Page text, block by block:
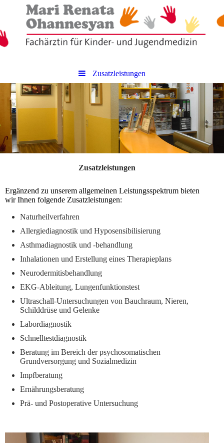
Zusatzleistungen
Zusatzleistungen
Ergänzend zu unserem allgemeinen Leistungsspektrum bieten
wir Ihnen folgende Zusatzleistungen:
Naturheilverfahren
Allergiediagnostik und Hyposensibilisierung
Asthmadiagnostik und -behandlung
Inhalationen und Erstellung eines Therapieplans
Neurodermitisbehandlung
EKG-Ableitung, Lungenfunktionstest
Ultraschall-Untersuchungen von Bauchraum, Nieren,
Schilddrüse und Gelenke
Labordiagnostik
Schnelltestdiagnostik
Beratung im Bereich der psychosomatischen
Grundversorgung und Sozialmedizin
Impfberatung
Ernährungsberatung
Prä- und Postoperative Untersuchung